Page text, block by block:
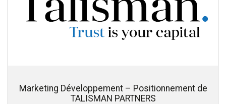
Marketing Développement – Positionnement de
TALISMAN PARTNERS